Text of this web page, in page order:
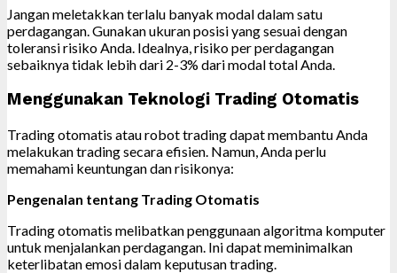
Jangan meletakkan terlalu banyak modal dalam satu
perdagangan. Gunakan ukuran posisi yang sesuai dengan
toleransi risiko Anda. Idealnya, risiko per perdagangan
sebaiknya tidak lebih dari 2-3% dari modal total Anda.
Menggunakan Teknologi Trading Otomatis
Trading otomatis atau robot trading dapat membantu Anda
melakukan trading secara efisien. Namun, Anda perlu
memahami keuntungan dan risikonya:
Pengenalan tentang Trading Otomatis
Trading otomatis melibatkan penggunaan algoritma komputer
untuk menjalankan perdagangan. Ini dapat meminimalkan
keterlibatan emosi dalam keputusan trading.